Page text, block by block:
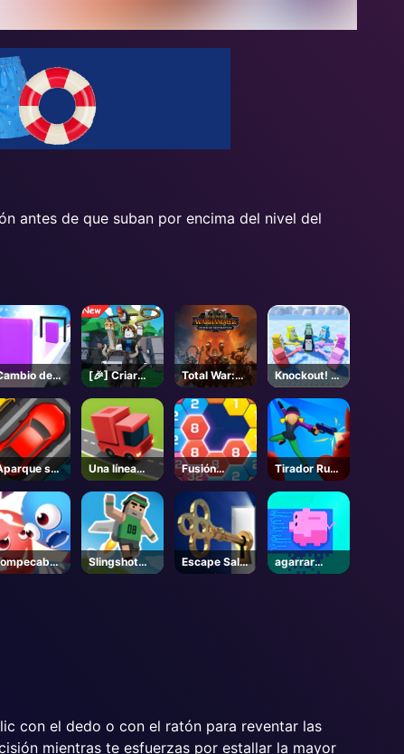
antes de que suban por encima del nivel del
de
[🎉] Criar
Animales -
Roblox
Total War:
WARHAMME
R III - Steam
Knockout! 🐧
- Roblox
su
coche
Una línea
Express
Fusión
hexagonal
de bloques
Tirador Rush
2
Snack
Slingshot
Jetpack
Escape Sala
Espacio
agarrar
monedas
con el dedo o con el ratón para reventar las
mientras te esfuerzas por estallar la mayor